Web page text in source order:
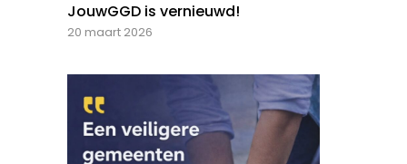
JouwGGD is vernieuwd!
20 maart 2026